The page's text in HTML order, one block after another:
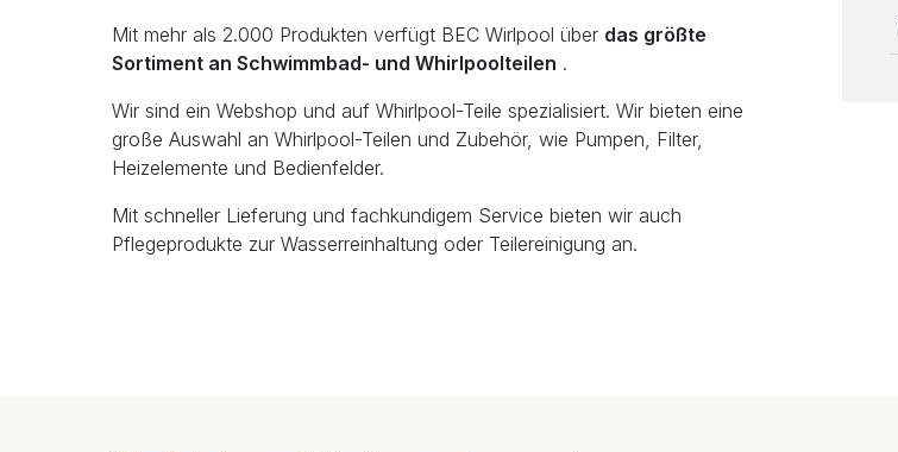
Mit mehr als 2.000 Produkten verfügt BEC Wirlpool über das größte
Sortiment an Schwimmbad- und Whirlpoolteilen .
Wir sind ein Webshop und auf Whirlpool-Teile spezialisiert. Wir bieten eine
große Auswahl an Whirlpool-Teilen und Zubehör, wie Pumpen, Filter,
Heizelemente und Bedienfelder.
Mit schneller Lieferung und fachkundigem Service bieten wir auch
Pflegeprodukte zur Wasserreinhaltung oder Teilereinigung an.